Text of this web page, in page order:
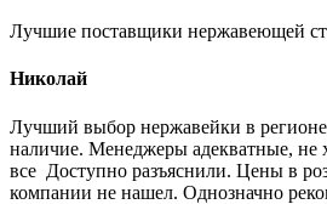
Лучшие поставщики нержавеющей
Николай
Лучший выбор нержавейки в
наличие. Менеджеры адекватные, не
все Доступно разъяснили. Цены в
компании не нашел. Однозначно